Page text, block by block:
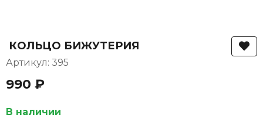
КОЛЬЦО БИЖУТЕРИЯ
Артикул: 395
990 ₽
В наличии